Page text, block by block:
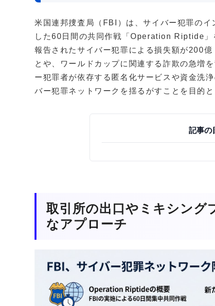
米国連邦捜査局（FBI）は、サイバー犯罪の
した60日間の共同作戦「Operation Riptide」
報告されたサイバー犯罪による損失額が200
とや、ワールドカップに関連する詐欺の急増
ー犯罪者が依存する匿名化サービスや資金洗
バー犯罪ネットワークを揺るがすことを目的と
記事の
取引所の出口やミキシング
なアプローチ